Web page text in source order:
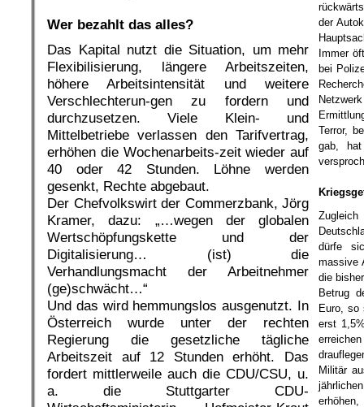
Wer bezahlt das alles?
Das Kapital nutzt die Situation, um mehr
Flexibilisierung, längere Arbeitszeiten,
höhere Arbeitsintensität und weitere
Verschlechterun-gen zu fordern und
durchzusetzen. Viele Klein- und
Mittelbetriebe verlassen den Tarifvertrag,
erhöhen die Wochenarbeits-zeit wieder auf
40 oder 42 Stunden. Löhne werden
gesenkt, Rechte abgebaut.
Der Chefvolkswirt der Commerzbank, Jörg
Kramer, dazu: „…wegen der globalen
Wertschöpfungskette und der
Digitalisierung… (ist) die
Verhandlungsmacht der Arbeitnehmer
(ge)schwächt…“
Und das wird hemmungslos ausgenutzt. In
Österreich wurde unter der rechten
Regierung die gesetzliche tägliche
Arbeitszeit auf 12 Stunden erhöht. Das
fordert mittlerweile auch die CDU/CSU, u.
a. die Stuttgarter CDU-
der
Immer
bei
Terror,
gab, hat
dürfe
massive
die
Betrug
Euro, so
erst
Militär